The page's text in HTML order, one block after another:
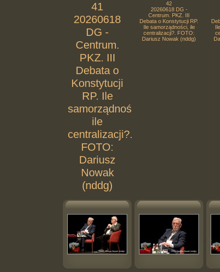
41
20260618
DG -
Centrum.
PKZ. III
Debata o
Konstytucji
RP. Ile
samorządności,
ile
centralizacji?.
FOTO:
Dariusz
Nowak
(nddg)
42
20260618 DG -
Centrum. PKZ. III
Debata o Konstytucji RP.
Ile samorządności, ile
centralizacji?. FOTO:
Dariusz Nowak (nddg)